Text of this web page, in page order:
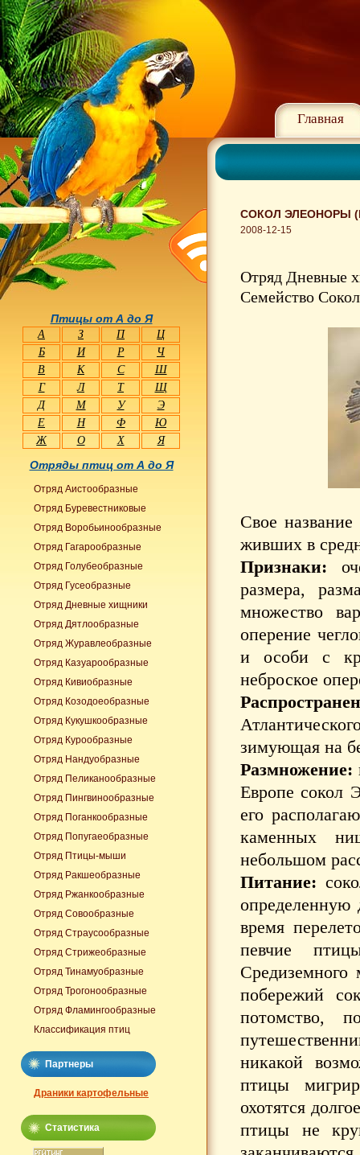
Главная
СОКОЛ ЭЛЕОНОРЫ
2008-12-15
Отряд Дневные
Семейство
Свое
живших в
Признаки:
размера,
множество
оперение
и особи с
неброское
зимующая на
Размножение:
Европе сокол
его
каменных
небольшом
Питание:
определенную
время
певчие
побережий
потомство,
никакой
птицы
охотятся
птицы не
Птицы от А до Я
А З П
Ц
Б
И Р
Ч
В
К С
Ш
Г
Л Т
Щ
Д
М У
Э
Е
Н Ф
Ю
Ж
О Х Я
Отряды птиц от А до Я
Отряд Аистообразные
Отряд Буревестниковые
Отряд Воробьинообразные
Отряд Гагарообразные
Отряд Голубеобразные
Отряд Гусеобразные
Отряд Дневные хищники
Отряд Дятлообразные
Отряд Журавлеобразные
Отряд Казуарообразные
Отряд Кивиобразные
Отряд Козодоеобразные
Отряд Кукушкообразные
Отряд Курообразные
Отряд Нандуобразные
Отряд Пеликанообразные
Отряд Пингвинообразные
Отряд Поганкообразные
Отряд Попугаеобразные
Отряд Птицы-мыши
Отряд Ракшеобразные
Отряд Ржанкообразные
Отряд Совообразные
Отряд Страусообразные
Отряд Стрижеобразные
Отряд Тинамуобразные
Отряд Трогонообразные
Отряд Фламингообразные
Классификация птиц
Партнеры
Драники картофельные
Статистика